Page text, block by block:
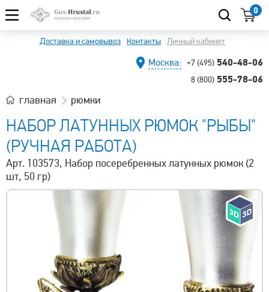
0
Доставка и самовывоз Контакты Личный кабинет
Москва: +7 (495) 540-48-06
8 (800) 555-78-06
главная рюмки
НАБОР ЛАТУННЫХ РЮМОК "РЫБЫ"
(РУЧНАЯ РАБОТА)
Арт. 103573, Набор посеребренных латунных рюмок (2
шт, 50 гр)